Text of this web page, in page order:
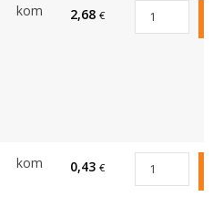
kom 2,68 €
kom 0,43 €